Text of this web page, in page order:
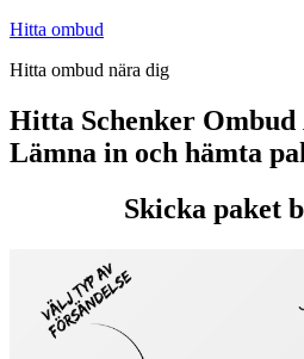
Hoppa
innehåll
Hitta ombud
Hitta ombud nära dig
Hitta Schenker Ombud
Lämna in och hämta
Skicka paket